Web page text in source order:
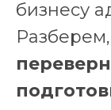
бизнесу
Разберем,